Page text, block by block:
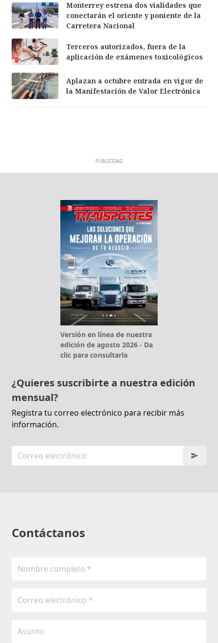
Monterrey estrena dos vialidades que
conectarán el oriente y poniente de la
Carretera Nacional
Terceros autorizados, fuera de la
aplicación de exámenes toxicológicos
Aplazan a octubre entrada en vigor de
la Manifestación de Valor Electrónica
PUBLICIDAD
Versión en línea de nuestra
edición de agosto 2026 - Da
clic para consultarla
¿Quieres suscribirte a nuestra edición
mensual?
Registra tu correo electrónico para recibir más
información.
Contáctanos